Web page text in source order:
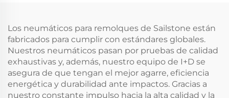
Los neumáticos para remolques de Sailstone están
fabricados para cumplir con estándares globales.
Nuestros neumáticos pasan por pruebas de calidad
exhaustivas y, además, nuestro equipo de I+D se
asegura de que tengan el mejor agarre, eficiencia
energética y durabilidad ante impactos. Gracias a
nuestro constante impulso hacia la alta calidad y la